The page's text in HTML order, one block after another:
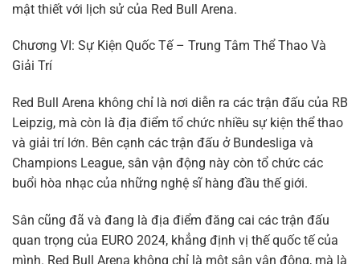
mật thiết với lịch sử của Red Bull Arena.
Chương VI: Sự Kiện Quốc Tế – Trung Tâm Thể Thao Và
Giải Trí
Red Bull Arena không chỉ là nơi diễn ra các trận đấu của RB
Leipzig, mà còn là địa điểm tổ chức nhiều sự kiện thể thao
và giải trí lớn. Bên cạnh các trận đấu ở Bundesliga và
Champions League, sân vận động này còn tổ chức các
buổi hòa nhạc của những nghệ sĩ hàng đầu thế giới.
Sân cũng đã và đang là địa điểm đăng cai các trận đấu
quan trọng của EURO 2024, khẳng định vị thế quốc tế của
mình. Red Bull Arena không chỉ là một sân vận động, mà là